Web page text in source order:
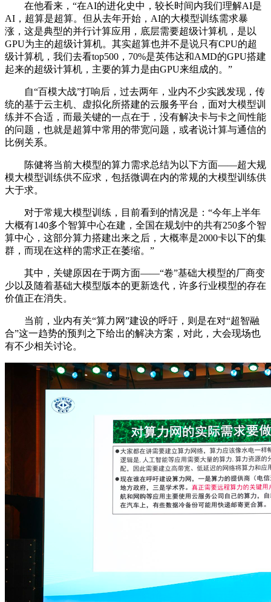
在他看来，“在AI的进化史中，较长时间内我们理解AI是
AI，超算是超算。但从去年开始，AI的大模型训练需求暴
涨，这是典型的并行计算应用，底层需要超级计算机，是以
GPU为主的超级计算机。其实超算也并不是说只有CPU的超
级计算机，我们去看top500，70%是英伟达和AMD的GPU搭建
起来的超级计算机，主要的算力是由GPU来组成的。”
自“百模大战”打响后，过去两年，业内不少实践发现，传
统的基于云主机、虚拟化所搭建的云服务平台，面对大模型训
练并不合适，而最关键的一点在于，没有解决卡与卡之间性能
的问题，也就是超算中常用的带宽问题，或者说计算与通信的
比例关系。
陈健将当前大模型的算力需求总结为以下方面——超大规
模大模型训练供不应求，包括微调在内的常规的大模型训练供
大于求。
对于常规大模型训练，目前看到的情况是：“今年上半年
大概有140多个智算中心在建，全国在规划中的共有250多个智
算中心，这部分算力搭建出来之后，大概率是2000卡以下的集
群，而现在这样的需求正在萎缩。”
其中，关键原因在于两方面——“卷”基础大模型的厂商变
少以及随着基础大模型版本的更新迭代，许多行业模型的存在
价值正在消失。
当前，业内有关“算力网”建设的呼吁，则是在对“超智融
合”这一趋势的预判之下给出的解决方案，对此，大会现场也
有不少相关讨论。